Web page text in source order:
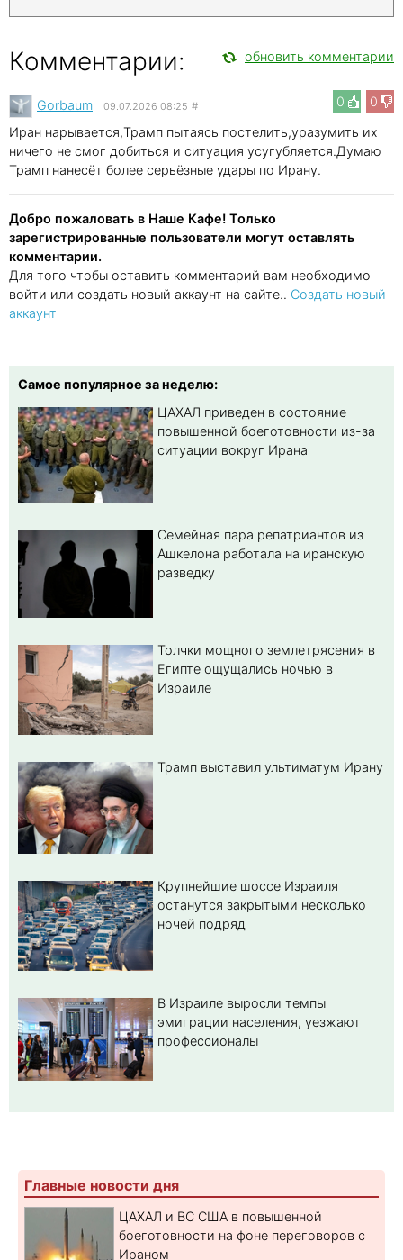
Комментарии: обновить комментарии
0 0
Gorbaum 09.07.2026 08:25 #
Иран нарывается,Трамп пытаясь постелить,уразумить их
ничего не смог добиться и ситуация усугубляется.Думаю
Трамп нанесёт более серьёзные удары по Ирану.
Добро пожаловать в Наше Кафе! Только
зарегистрированные пользователи могут оставлять
комментарии.
Для того чтобы оставить комментарий вам необходимо
войти или создать новый аккаунт на сайте.. Создать новый
аккаунт
Самое популярное за неделю:
ЦАХАЛ приведен в состояние
повышенной боеготовности из-за
ситуации вокруг Ирана
Семейная пара репатриантов из
Ашкелона работала на иранскую
разведку
Толчки мощного землетрясения в
Египте ощущались ночью в
Израиле
Трамп выставил ультиматум Ирану
Крупнейшие шоссе Израиля
останутся закрытыми несколько
ночей подряд
В Израиле выросли темпы
эмиграции населения, уезжают
профессионалы
Главные новости дня
ЦАХАЛ и ВС США в повышенной
боеготовности на фоне переговоров с
Ираном